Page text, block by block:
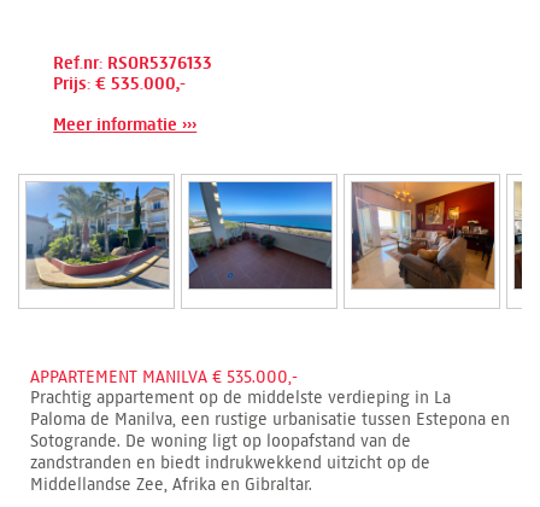
Ref.nr: RSOR5376133
Prijs: € 535.000,-
Meer informatie ›››
APPARTEMENT MANILVA € 535.000,-
Prachtig appartement op de middelste verdieping in La
Paloma de Manilva, een rustige urbanisatie tussen Estepona en
Sotogrande. De woning ligt op loopafstand van de
zandstranden en biedt indrukwekkend uitzicht op de
Middellandse Zee, Afrika en Gibraltar.